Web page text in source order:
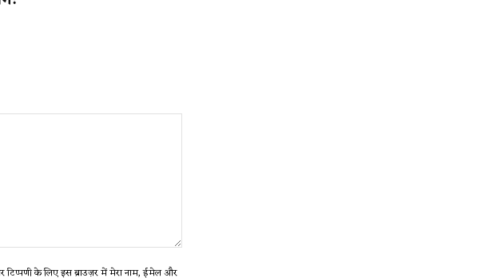
टिप्पणी के लिए इस ब्राउज़र में मेरा नाम, ईमेल और